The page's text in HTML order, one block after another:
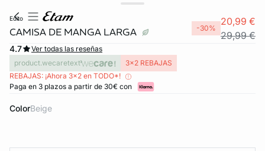
edito
CAMISA DE MANGA LARGA -30%
20,99 €
29,99 €
4.7
Ver todas las reseñas
product.wecaretext
3x2 REBAJAS
REBAJAS: ¡Ahora 3x2 en TODO*!
Paga en 3 plazos a partir de 30€ con
Color beige